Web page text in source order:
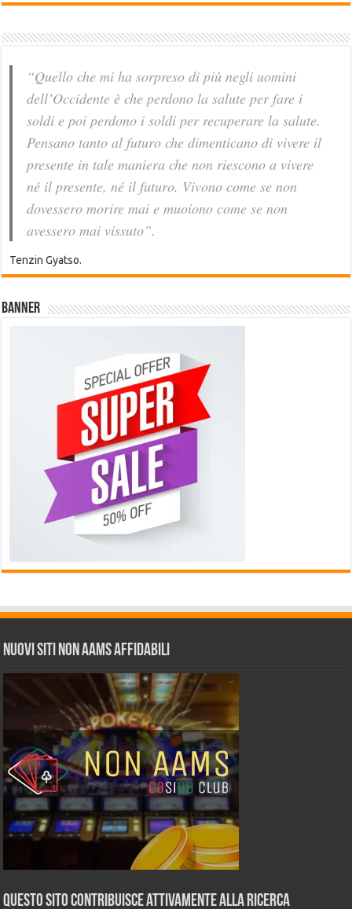
“Quello che mi ha sorpreso di più negli uomini
dell’Occidente è che perdono la salute per fare i
soldi e poi perdono i soldi per recuperare la salute.
Pensano tanto al futuro che dimenticano di vivere il
presente in tale maniera che non riescono a vivere
né il presente, né il futuro. Vivono come se non
dovessero morire mai e muoiono come se non
avessero mai vissuto”.
Tenzin Gyatso.
Banner
Nuovi siti non AAMS affidabili
Questo sito contribuisce attivamente alla ricerca